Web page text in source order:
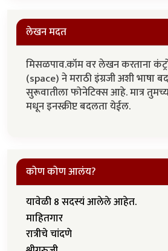
लेखन मदत
मिसळपाव.कॉम वर लेखन करताना
(space) ने मराठी इंग्रजी अशी भाषा
सुरूवातीला फोनेटिक्स आहे. मात्र
मधून इनस्क्रीप्ट बदलता येईल.
कोण कोण आलंय?
यावेळी 8 सदस्यं आलेले आहेत.
माहितगार
रात्रीचे चांदणे